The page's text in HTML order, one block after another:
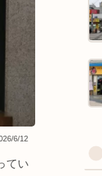
6/12
てい